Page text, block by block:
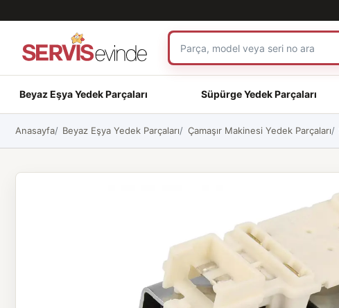
Beyaz Eşya Yedek Parçaları Süpürge Yedek Parçaları
Anasayfa Beyaz Eşya Yedek Parçaları Çamaşır Makinesi Yedek Parçaları